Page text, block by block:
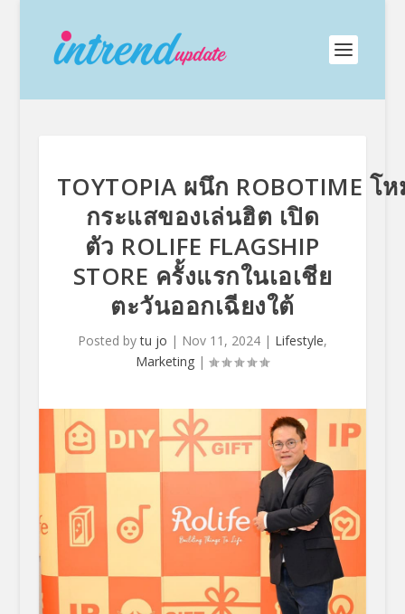
TOYTOPIA ผนึก ROBOTIME โ
กระแสของเล่นฮิต เปิด
ตัว ROLIFE FLAGSHIP
STORE ครั้งแรกในเอเชีย
ตะวันออกเฉียงใต้
Posted bytu jo | Nov 11, 2024| Lifestyle,
Marketing |